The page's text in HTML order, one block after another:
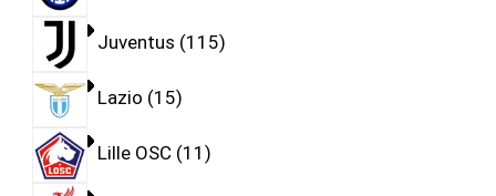
Juventus 115
Lazio 15
Lille OSC 11